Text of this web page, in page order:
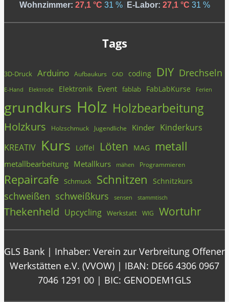
Wohnzimmer: 27,1 °C 31 % E-Labor: 27,1 °C 31 %
Tags
3D-Druck Arduino Aufbaukurs CAD coding DIY Drechseln
E-Hand Elektrode Elektronik Event fablab FabLabKurse Ferien
grundkurs Holz Holzbearbeitung
Holzkurs Holzschmuck Jugendliche Kinder Kinderkurs
KREATIV Kurs Löffel Löten MAG metall
metallbearbeitung Metallkurs mähen Programmieren
Repaircafe Schmuck Schnitzen Schnitzkurs
schweißen schweißkurs sensen stammtisch
Thekenheld Upcycling Werkstatt WIG Wortuhr
GLS Bank | Inhaber: Verein zur Verbreitung Offener
Werkstätten e.V. (VVOW) | IBAN: DE66 4306 0967
7046 1291 00 | BIC: GENODEM1GLS